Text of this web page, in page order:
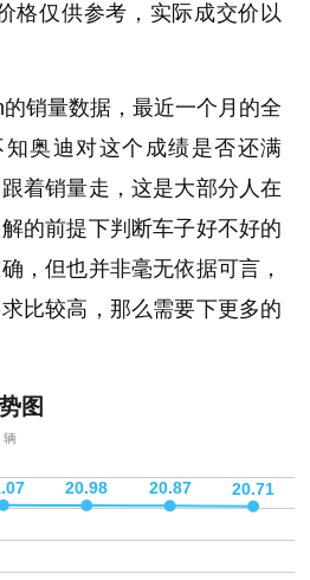
格仅供参考，实际成交价以
销量数据，最近一个月的全
知奥迪对这个成绩是否还满
着销量走，这是大部分人在
的前提下判断车子好不好的
，但也并非毫无依据可言，
比较高，那么需要下更多的
图
辆